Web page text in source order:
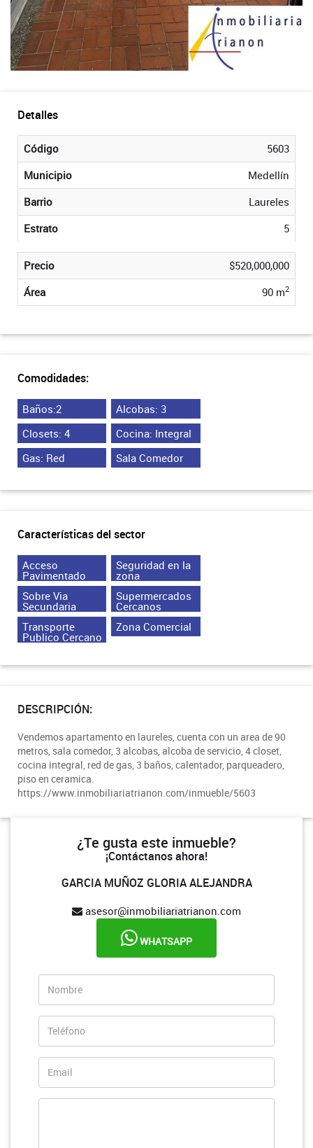
Detalles
Código
5603
Municipio
Medellín
Barrio
Laureles
Estrato
5
Precio
$520,000,000
Área
90 m2
Comodidades:
Baños:2
Alcobas: 3
Closets: 4
Cocina: Integral
Gas: Red
Sala Comedor
Características del sector
Acceso
Pavimentado
Seguridad en la
zona
Sobre Via
Secundaria
Supermercados
Cercanos
Transporte
Publico Cercano
Zona Comercial
DESCRIPCIÓN:
Vendemos apartamento en laureles, cuenta con un area de 90
metros, sala comedor, 3 alcobas, alcoba de servicio, 4 closet,
cocina integral, red de gas, 3 baños, calentador, parqueadero,
piso en ceramica.
https://www.inmobiliariatrianon.com/inmueble/5603
¿Te gusta este inmueble?
¡Contáctanos ahora!
GARCIA MUÑOZ GLORIA ALEJANDRA
asesor@inmobiliariatrianon.com
WHATSAPP